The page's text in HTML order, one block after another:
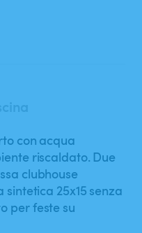
con acqua
riscaldato. Due
clubhouse
25x15 senza
per feste su